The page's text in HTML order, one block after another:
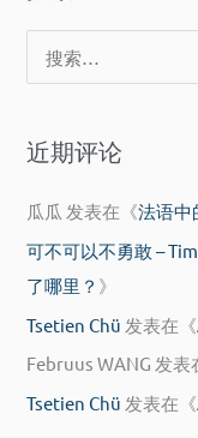
了
索
近期评论
瓜瓜 发表在《法语中
可不可以不勇敢 –
了哪里？ 》
Tsetien Chü 发表在《
Februus WANG 发表
Tsetien Chü 发表在《